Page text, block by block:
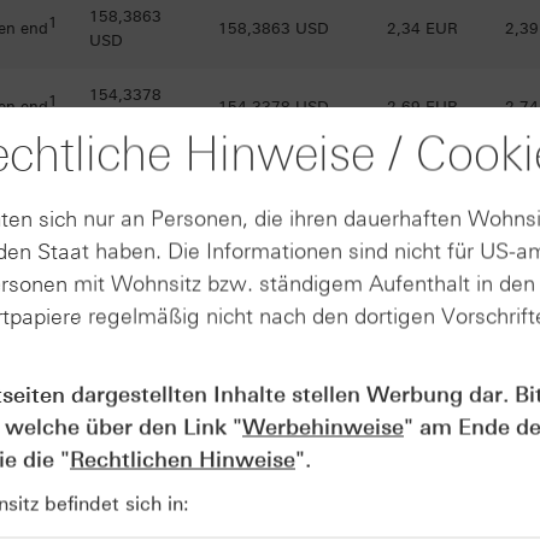
end1
158,3863
USD
158,3863 USD 2,34 EUR
end1
154,3378
154,3378 USD 2,69 EUR
end1
150,4745
USD
150,4745 USD 3,02 EUR 3,07
148,6887
end 1
147,0185
USD
147,0185 USD 3,32 EUR
end
USD
Hinweise /
sich nur an Personen, die ihren dauerhaften
Staat haben. Die Informationen sind nicht für US-
mit Wohnsitz bzw. ständigem Aufenthalt in
regelmäßig nicht nach den dortigen
dargestellten Inhalte stellen Werbung dar.
über den Link "Werbehinweise" am Ende
die "Rechtlichen Hinweise".
befindet sich in: